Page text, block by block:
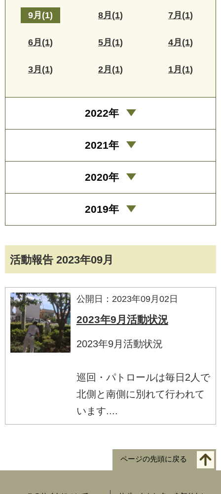
活動報告 2023年09月
公開日：2023年09月02日
2023年9月活動状況
2023年9月活動状況
巡回・パトロールは毎日2人で
北側と南側に別れて行われて
います....
9月(1) 8月(1) 7月(1)
6月(1) 5月(1) 4月(1)
3月(1) 2月(1) 1月(1)
2022年
2021年
2020年
2019年
ページの先頭に戻る